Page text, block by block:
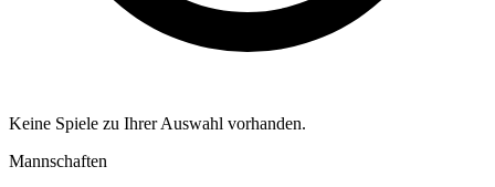
Keine Spiele zu Ihrer Auswahl vorhanden.
Mannschaften